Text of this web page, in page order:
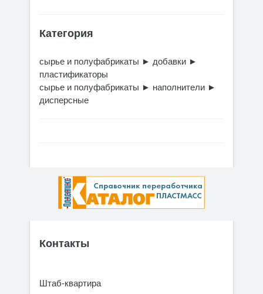
Категория
сырье и полуфабрикаты ► добавки ►
пластификаторы
сырье и полуфабрикаты ► наполнители ►
дисперсные
Контакты
Штаб-квартира